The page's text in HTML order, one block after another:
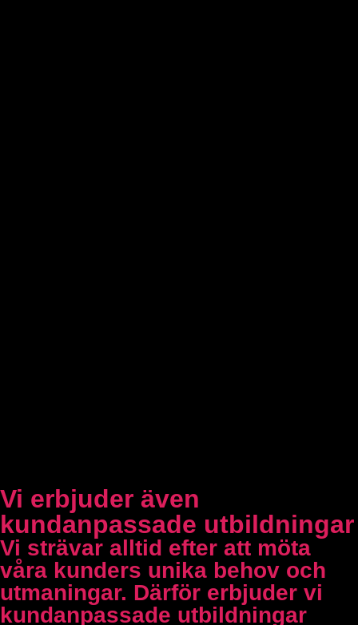
Vi erbjuder även
kundanpassade utbildningar
Vi strävar alltid efter att möta
våra kunders unika behov och
utmaningar. Därför erbjuder vi
kundanpassade utbildningar